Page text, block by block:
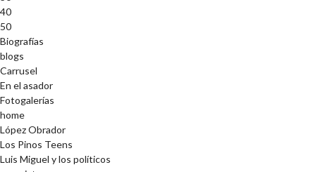
40
50
Biografías
blogs
Carrusel
En el asador
Fotogalerías
home
López Obrador
Los Pinos Teens
Luis Miguel y los políticos